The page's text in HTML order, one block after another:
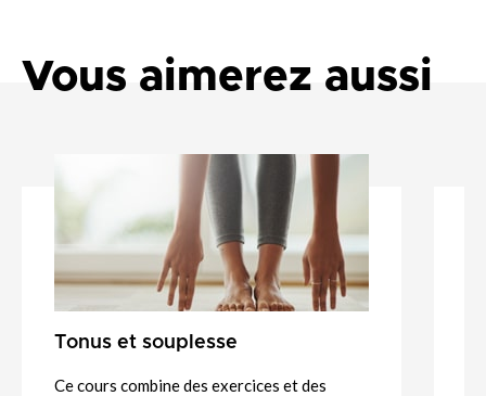
Vous aimerez aussi
Tonus et souplesse
Ce cours combine des exercices et des